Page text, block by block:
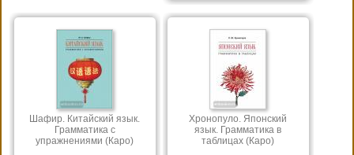
Шафир. Китайский язык.
Грамматика с
упражнениями (Каро)
Хронопуло. Японский
язык. Грамматика в
таблицах (Каро)